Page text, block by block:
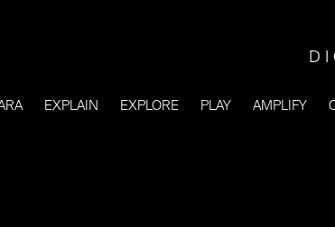
EXPLAIN EXPLORE PLAY AMPLIFY